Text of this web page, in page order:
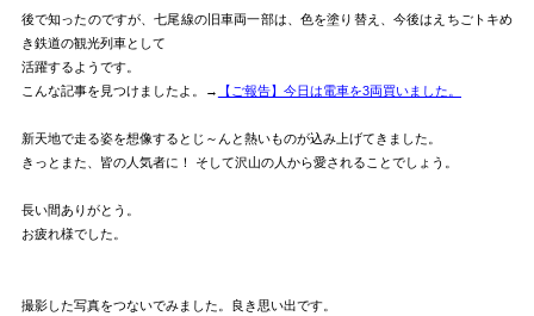
後で知ったのですが、七尾線の旧車両一部は、色を塗り替え、今後はえちごトキめ
き鉄道の観光列車として
活躍するようです。
こんな記事を見つけましたよ。→
【ご報告】今日は電車を3両買いました。
新天地で走る姿を想像するとじ～んと熱いものが込み上げてきました。
きっとまた、皆の人気者に！ そして沢山の人から愛されることでしょう。
長い間ありがとう。
お疲れ様でした。
撮影した写真をつないでみました。良き思い出です。